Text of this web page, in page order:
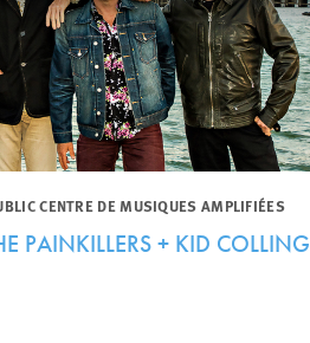
CENTRE DE MUSIQUES AMPLIFIÉES
PAINKILLERS + KID COLLING